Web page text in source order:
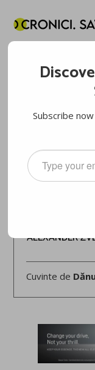
ALEXANDER
Cuvinte de
Subscribe
Type
your
email…